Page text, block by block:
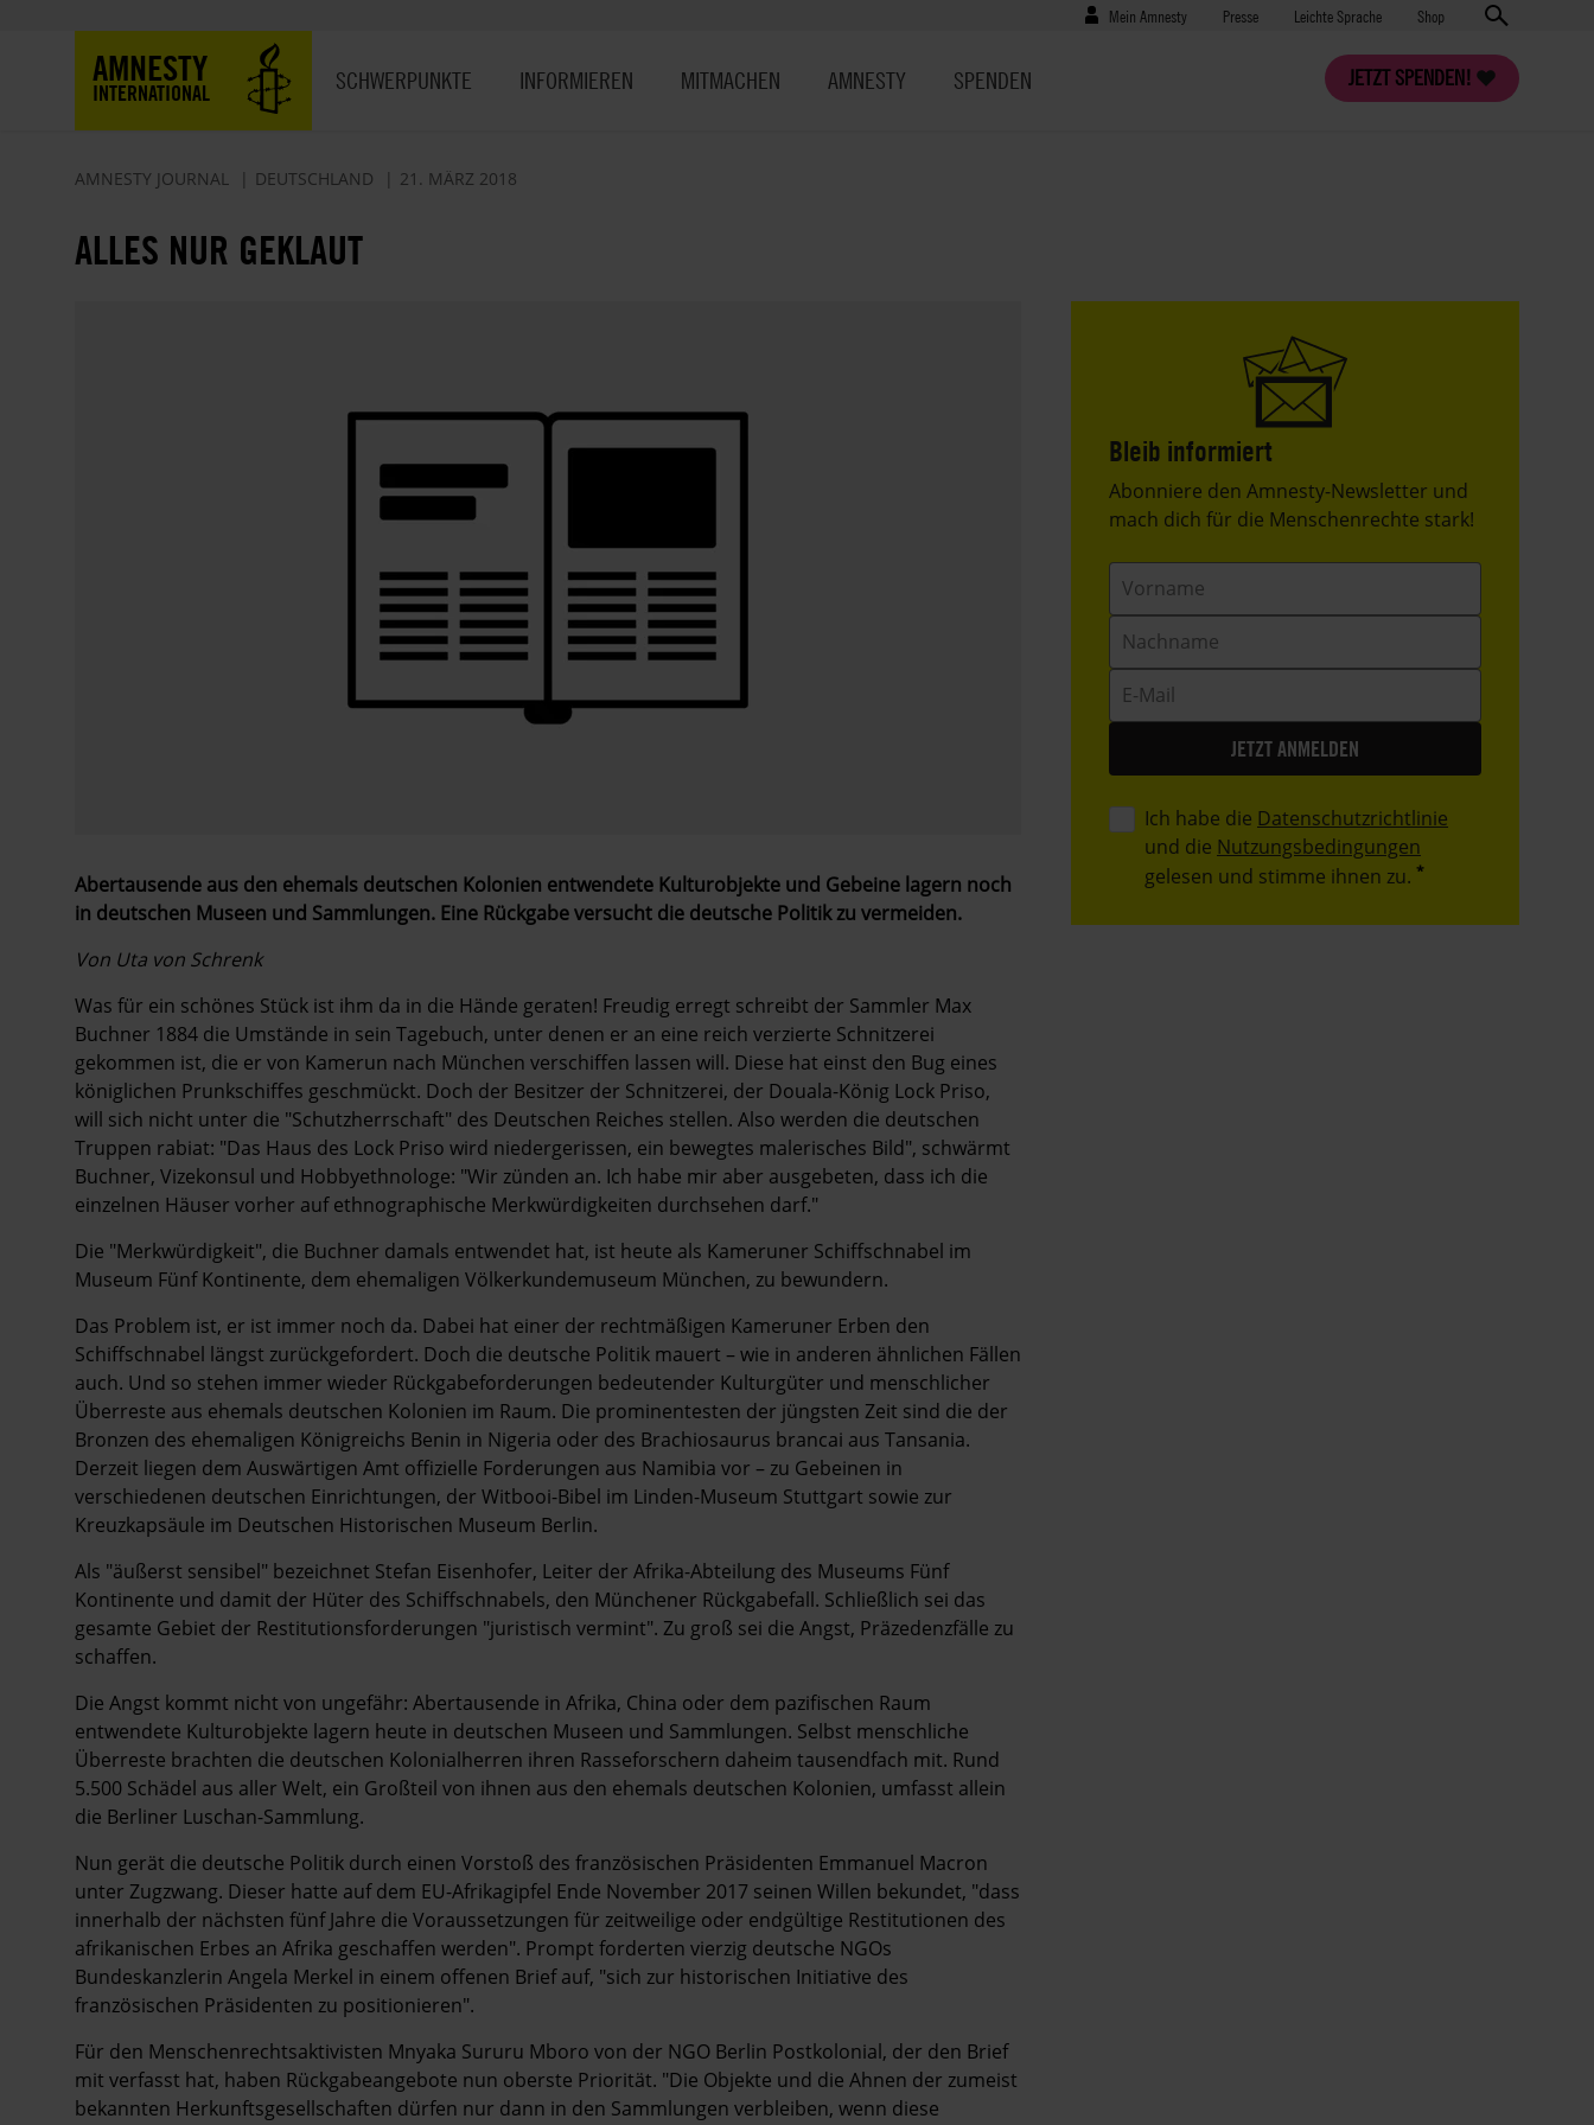
Benutzermenü
Mein Amnesty Presse
Presse Leichte Sprache Shop
AMNESTY
INTERNATIONAL
JETZT SPENDEN!
SCHWERPUNKTE INFORMIEREN MITMACHEN AMNESTY SPENDEN
AMNESTY JOURNAL DEUTSCHLAND 21. MÄRZ 2018
ALLES NUR GEKLAUT
Abertausende aus den ehemals deutschen Kolonien entwendete Kulturobjekte und Gebeine lagern noch
in deutschen Museen und Sammlungen. Eine Rückgabe versucht die deutsche Politik zu vermeiden.
Von Uta von Schrenk
Was für ein schönes Stück ist ihm da in die Hände ­geraten! Freudig erregt schreibt der Sammler Max
Buchner 1884 die Umstände in sein Tagebuch, unter denen er an eine reich verzierte Schnitzerei
gekommen ist, die er von Kamerun nach München verschiffen lassen will. Diese hat einst den Bug eines
königlichen Prunkschiffes ­geschmückt. Doch der Besitzer der Schnitzerei, der Douala-König Lock Priso,
will sich nicht unter die "Schutzherrschaft" des Deutschen Reiches stellen. Also werden die deutschen
Truppen rabiat: "Das Haus des Lock Priso wird niedergerissen, ein bewegtes malerisches Bild", schwärmt
Buchner, Vizekonsul und Hobbyethnologe: "Wir zünden an. Ich habe mir aber ausgebeten, dass ich die
einzelnen Häuser vorher auf ethnographische Merkwürdigkeiten durchsehen darf."
Die "Merkwürdigkeit", die Buchner damals entwendet hat, ist heute als Kameruner Schiffschnabel im
Museum Fünf Kon­tinente, dem ehemaligen Völkerkundemuseum München, zu ­bewundern.
Das Problem ist, er ist immer noch da. Dabei hat einer der rechtmäßigen Kameruner Erben den
Schiffschnabel längst zurückgefordert. Doch die deutsche Politik mauert – wie in anderen ähnlichen Fällen
auch. Und so stehen immer wieder Rück­gabeforderungen bedeutender Kulturgüter und menschlicher
Überreste aus ehemals deutschen Kolonien im Raum. Die prominentesten der jüngsten Zeit sind die der
Bronzen des ehemaligen Königreichs Benin in Nigeria oder des Brachiosaurus brancai aus Tansania.
Derzeit liegen dem Auswärtigen Amt offizielle Forderungen aus Namibia vor – zu Gebeinen in
verschiedenen deutschen Einrichtungen, der Witbooi-Bibel im Linden-Museum Stuttgart sowie zur
Kreuzkapsäule im Deutschen Historischen Museum Berlin.
Als "äußerst sensibel" bezeichnet Stefan Eisenhofer, Leiter der Afrika-Abteilung des Museums Fünf
Kontinente und damit der Hüter des Schiffschnabels, den Münchener Rückgabefall. Schließlich sei das
gesamte Gebiet der Restitutionsforderungen "juristisch vermint". Zu groß sei die Angst, Präzedenzfälle zu
schaffen.
Die Angst kommt nicht von ungefähr: Abertausende in ­Afrika, China oder dem pazifischen Raum
entwendete Kultur­objekte lagern heute in deutschen Museen und Sammlungen. Selbst menschliche
Überreste brachten die deutschen Kolonialherren ihren Rasseforschern daheim tausendfach mit. Rund
5.500 Schädel aus aller Welt, ein Großteil von ihnen aus den ehemals deutschen Kolonien, umfasst allein
die Berliner Luschan-Sammlung.
Nun gerät die deutsche Politik durch einen Vorstoß des französischen Präsidenten Emmanuel Macron
unter Zugzwang. Dieser hatte auf dem EU-Afrikagipfel Ende November 2017 seinen Willen bekundet, "dass
innerhalb der nächsten fünf Jahre die Voraussetzungen für zeitweilige oder endgültige Restitutionen des
afrikanischen Erbes an Afrika geschaffen werden". Prompt forderten vierzig deutsche NGOs
Bundeskanzlerin Angela Merkel in einem offenen Brief auf, "sich zur historischen Initiative des
französischen Präsidenten zu positionieren".
Für den Menschenrechtsaktivisten ­Mnyaka Sururu Mboro von der NGO Berlin Postkolonial, der den Brief
mit verfasst hat, haben Rückgabeangebote nun oberste Priorität. "Die Objekte und die Ahnen der zumeist
bekannten Herkunftsgesellschaften dürfen nur dann in den Sammlungen verbleiben, wenn diese
Bleib informiert
Header
Text
Abonniere den Amnesty-Newsletter und
mach dich für die Menschenrechte stark!
Vorname
Nachname
E-
Mail
Ich habe die Datenschutzrichtlinie
und die Nutzungsbedingungen
gelesen und stimme ihnen zu.